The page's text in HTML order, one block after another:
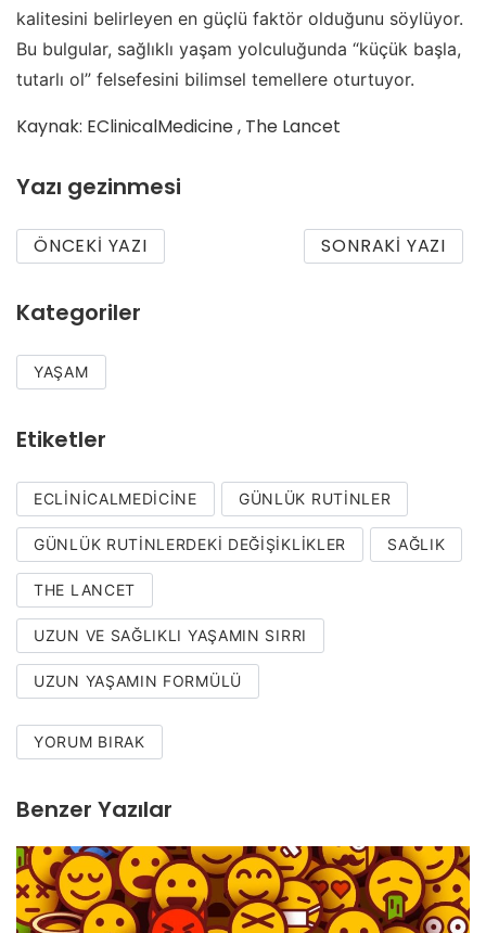
kalitesini belirleyen en güçlü faktör olduğunu söylüyor.
Bu bulgular, sağlıklı yaşam yolculuğunda “küçük başla,
tutarlı ol” felsefesini bilimsel temellere oturtuyor.
Kaynak: EClinicalMedicine , The Lancet
Yazı gezinmesi
ÖNCEKI YAZI SONRAKI YAZI
Kategoriler
YAŞAM
Etiketler
ECLINICALMEDICINE GÜNLÜK RUTINLER
GÜNLÜK RUTINLERDEKI DEĞIŞIKLIKLER SAĞLIK
THE LANCET
UZUN VE SAĞLIKLI YAŞAMIN SIRRI
UZUN YAŞAMIN FORMÜLÜ
YORUM BIRAK
Benzer Yazılar